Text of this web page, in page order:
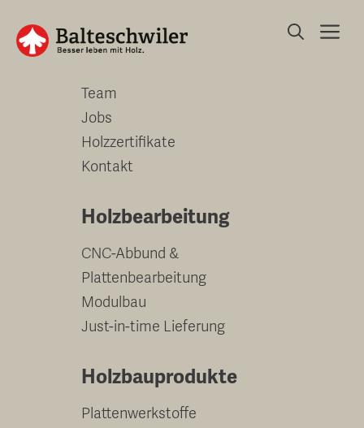
zum
Inhalt
Unternehmen
Team
Jobs
Holzzertifikate
Kontakt
Holzbearbeitung
CNC-Abbund &
Plattenbearbeitung
Modulbau
Just-in-time Lieferung
Holzbauprodukte
Plattenwerkstoffe